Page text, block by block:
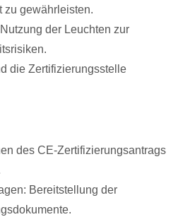
zu gewährleisten.
der Leuchten zur
die Zertifizierungsstelle
des CE-Zertifizierungsantrags
Bereitstellung der